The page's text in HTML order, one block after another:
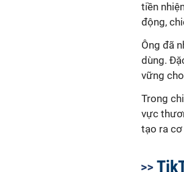
tiền
động,
Ông đã
dùng.
vững
Trong
vực
tạo ra cơ